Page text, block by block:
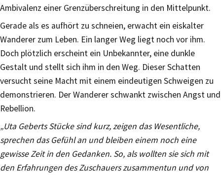
Ambivalenz einer Grenzüberschreitung in den Mittelpunkt.
Gerade als es aufhört zu schneien, erwacht ein eiskalter
Wanderer zum Leben. Ein langer Weg liegt noch vor ihm.
Doch plötzlich erscheint ein Unbekannter, eine dunkle
Gestalt und stellt sich ihm in den Weg. Dieser Schatten
versucht seine Macht mit einem eindeutigen Schweigen zu
demonstrieren. Der Wanderer schwankt zwischen Angst und
Rebellion.
„Uta Geberts Stücke sind kurz, zeigen das Wesentliche,
sprechen das Gefühl an und bleiben einem noch eine
gewisse Zeit in den Gedanken. So, als wollten sie sich mit
den Erfahrungen des Zuschauers zusammentun und von